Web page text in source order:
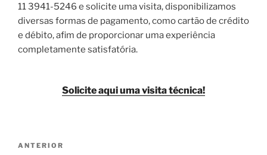
11 3941-5246 e solicite uma visita, disponibilizamos
diversas formas de pagamento, como cartão de crédito
e débito, afim de proporcionar uma experiência
completamente satisfatória.
Solicite aqui uma visita técnica!
Navegação
Post
ANTERIOR